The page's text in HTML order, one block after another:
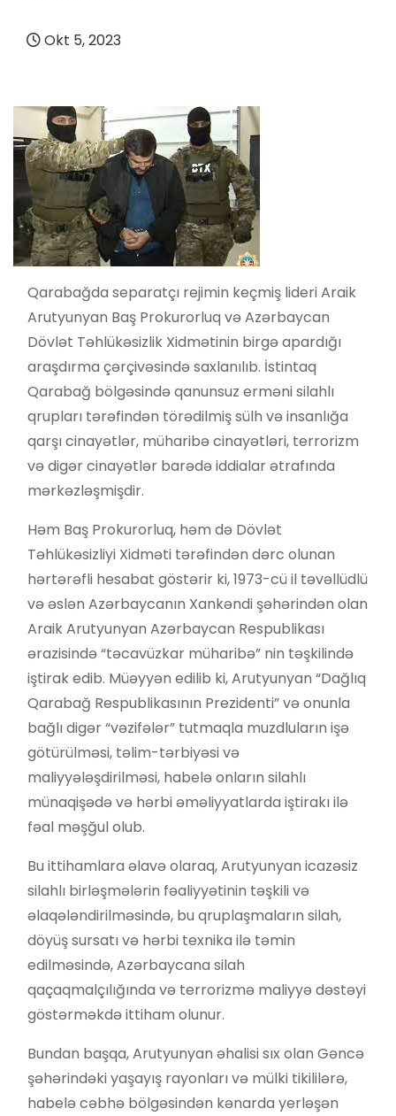
Okt 5, 2023
Qarabağda separatçı rejimin keçmiş lideri Araik
Arutyunyan Baş Prokurorluq və Azərbaycan
Dövlət Təhlükəsizlik Xidmətinin birgə apardığı
araşdırma çərçivəsində saxlanılıb. İstintaq
Qarabağ bölgəsində qanunsuz erməni silahlı
qrupları tərəfindən törədilmiş sülh və insanlığa
qarşı cinayətlər, müharibə cinayətləri, terrorizm
və digər cinayətlər barədə iddialar ətrafında
mərkəzləşmişdir.
Həm Baş Prokurorluq, həm də Dövlət
Təhlükəsizliyi Xidməti tərəfindən dərc olunan
hərtərəfli hesabat göstərir ki, 1973-cü il təvəllüdlü
və əslən Azərbaycanın Xankəndi şəhərindən olan
Araik Arutyunyan Azərbaycan Respublikası
ərazisində “təcavüzkar müharibə” nin təşkilində
iştirak edib. Müəyyən edilib ki, Arutyunyan “Dağlıq
Qarabağ Respublikasının Prezidenti” və onunla
bağlı digər “vəzifələr” tutmaqla muzdluların işə
götürülməsi, təlim-tərbiyəsi və
maliyyələşdirilməsi, habelə onların silahlı
münaqişədə və hərbi əməliyyatlarda iştirakı ilə
fəal məşğul olub.
Bu ittihamlara əlavə olaraq, Arutyunyan icazəsiz
silahlı birləşmələrin fəaliyyətinin təşkili və
əlaqələndirilməsində, bu qruplaşmaların silah,
döyüş sursatı və hərbi texnika ilə təmin
edilməsində, Azərbaycana silah
qaçaqmalçılığında və terrorizmə maliyyə dəstəyi
göstərməkdə ittiham olunur.
Bundan başqa, Arutyunyan əhalisi sıx olan Gəncə
şəhərindəki yaşayış rayonları və mülki tikililərə,
habelə cəbhə bölgəsindən kənarda yerləşən